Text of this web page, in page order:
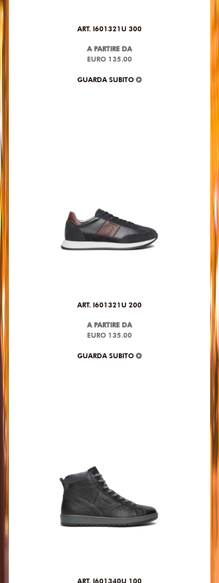
ART. I601321U 300
A PARTIRE DA
EURO 135.00
GUARDA SUBITO
ART. I601321U 200
A PARTIRE DA
EURO 135.00
GUARDA SUBITO
ART. I601340U 100